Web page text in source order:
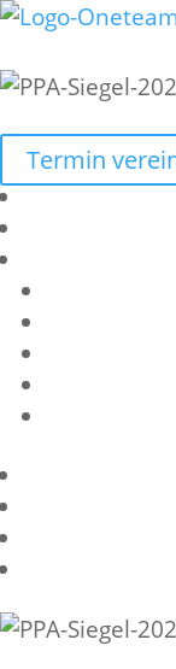
Termin